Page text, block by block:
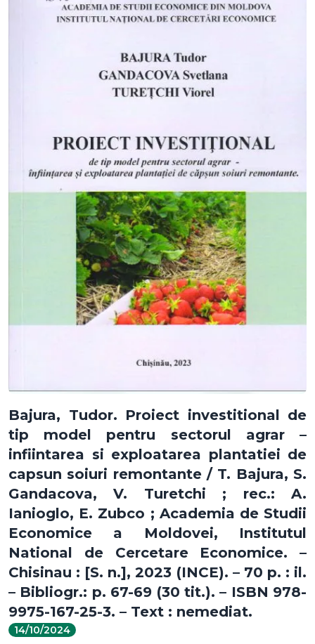
Bajura, Tudor. Proiect investitional de
tip model pentru sectorul agrar –
infiintarea si exploatarea plantatiei de
capsun soiuri remontante / T. Bajura, S.
Gandacova, V. Turetchi ; rec.: A.
Ianioglo, E. Zubco ; Academia de Studii
Economice a Moldovei, Institutul
National de Cercetare Economice. –
Chisinau : [S. n.], 2023 (INCE). – 70 p. : il.
– Bibliogr.: p. 67-69 (30 tit.). – ISBN 978-
9975-167-25-3. – Text : nemediat.
14/10/2024